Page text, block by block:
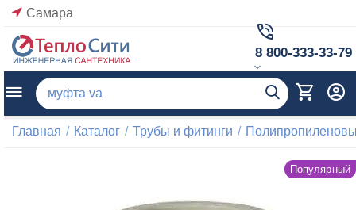
Самара
8 800-333-33-79
Главная / Каталог / Трубы и фитинги /
Популярный